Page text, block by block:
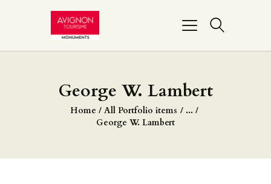
George W. Lambert
Home All Portfolio items
...
George W. Lambert
PONT D’AVIGNON
PALAIS DES PAPES
MUSÉE DU PETIT
REMPARTS